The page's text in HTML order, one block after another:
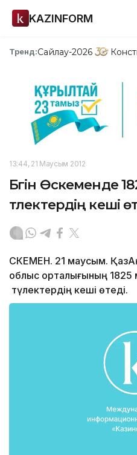
KAZINFORM
Тренд:Сайлау-2026
13:44, 21 Маусым 2012
Бүгін Өскеменде
түлектердің кеші
ӨСКЕМЕН. 21 маусым.
облыс орталығының 1825
түлектердің кеші өтеді.